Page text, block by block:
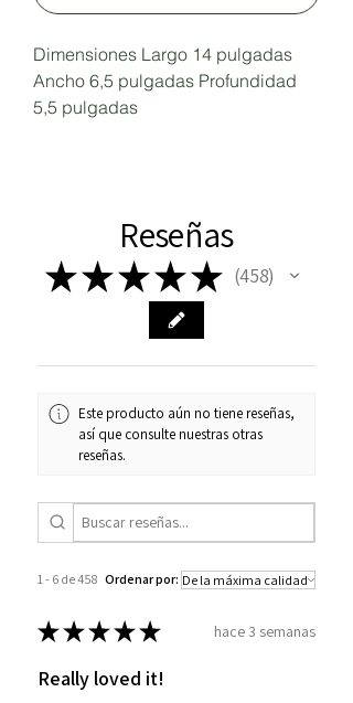
Dimensiones Largo 14 pulgadas
Ancho 6,5 pulgadas Profundidad
5,5 pulgadas
Reseñas
★★★★★ 458
458
Este producto aún no tiene reseñas,
así que consulte nuestras otras
reseñas.
1 - 6 de 458 Ordenar por:
★★★★★ hace 3 semanas
Really loved it!